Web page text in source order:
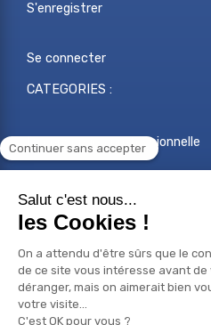
S'enregistrer
Se connecter
CATEGORIES :
Reconversion professionnelle
Changer de métier
Compétences professionnelles